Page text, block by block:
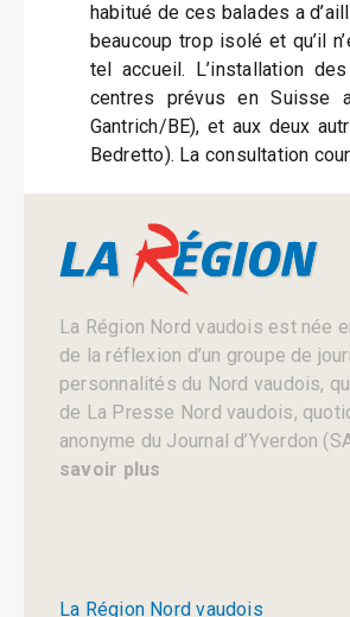
habitué de ces balades a
beaucoup trop isolé et qu’il
tel accueil. L’installation
centres prévus en Suisse
Gantrich/BE), et aux deux
Bedretto). La consultation
La Région Nord vaudois est née
de la réflexion d’un groupe de
personnalités du Nord vaudois,
de La Presse Nord vaudois,
anonyme du Journal d’Yverdon
savoir plus
La Région Nord vaudois